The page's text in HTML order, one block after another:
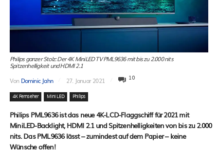
Philips ganzer Stolz: Der 4K MiniLED TV PML9636 mit bis zu 2.000 nits
Spitzenhelligkeit und HDMI 2.1
Von Dominic Jahn 27. Januar 2021 10
4K Fernseher Mini LED Philips
Philips PML9636 ist das neue 4K-LCD-Flaggschiff für 2021 mit
MiniLED-Backlight, HDMI 2.1 und Spitzenhelligkeiten von bis zu 2.000
nits. Das PML9636 lässt – zumindest auf dem Papier – keine
Wünsche offen!